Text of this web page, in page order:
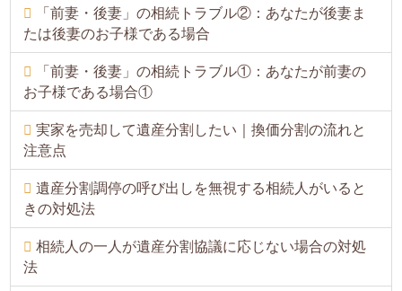
「前妻・後妻」の相続トラブル②：あなたが後妻ま
たは後妻のお子様である場合
「前妻・後妻」の相続トラブル①：あなたが前妻の
お子様である場合①
実家を売却して遺産分割したい｜換価分割の流れと
注意点
遺産分割調停の呼び出しを無視する相続人がいると
きの対処法
相続人の一人が遺産分割協議に応じない場合の対処
法